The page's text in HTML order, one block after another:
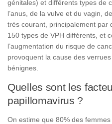
génitales) et différents types de
l’anus, de la vulve et du vagin de
très courant principalement par
150 types de VPH différents et
l’augmentation du risque de
provoquent la cause des verrues
bénignes.
Quelles sont les
papillomavirus ?
On estime que 80% des femmes